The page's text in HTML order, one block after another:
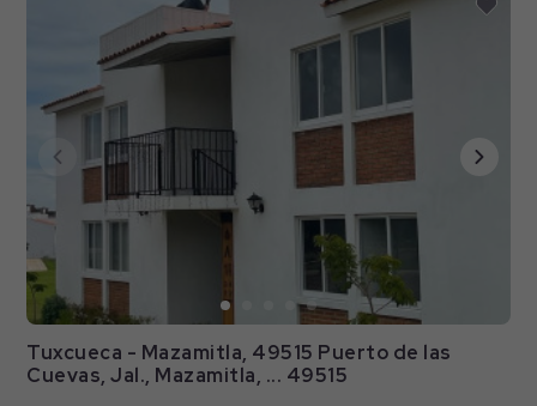
Tuxcueca - Mazamitla, 49515 Puerto de las
Cuevas, Jal., Mazamitla, ... 49515